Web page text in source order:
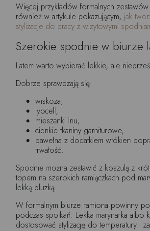
Więcej przykładów formalnych
również w artykule pokazującym, jak
stylizacje do pracy z wizytowymi
Szerokie spodnie w biurze
Latem warto wybierać lekkie, ale
Dobrze sprawdzają się:
wiskoza,
lyocell,
mieszanki lnu,
cienkie tkaniny garniturowe,
bawełna z dodatkiem włókien
trwałość.
Spodnie można zestawić z koszulą z
topem na szerokich ramiączkach pod
lekką bluzką.
W formalnym biurze ramiona powinny
podczas spotkań. Lekka marynarka albo
dostosować stylizację do temperatury i